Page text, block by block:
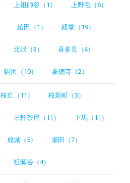
上祖師谷（1） 上野毛（6）
給田（1） 経堂（19）
北沢（3） 喜多見（4）
駒沢（10） 豪徳寺（2）
桜丘（11） 桜新町（3）
三軒茶屋（11） 下馬（11）
成城（5） 瀬田（7）
祖師谷（4）